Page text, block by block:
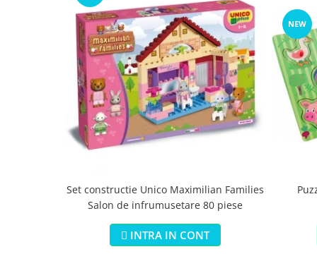
Set constructie Unico Maximilian Families
Salon de infrumusetare 80 piese
INTRA IN CONT
NEW